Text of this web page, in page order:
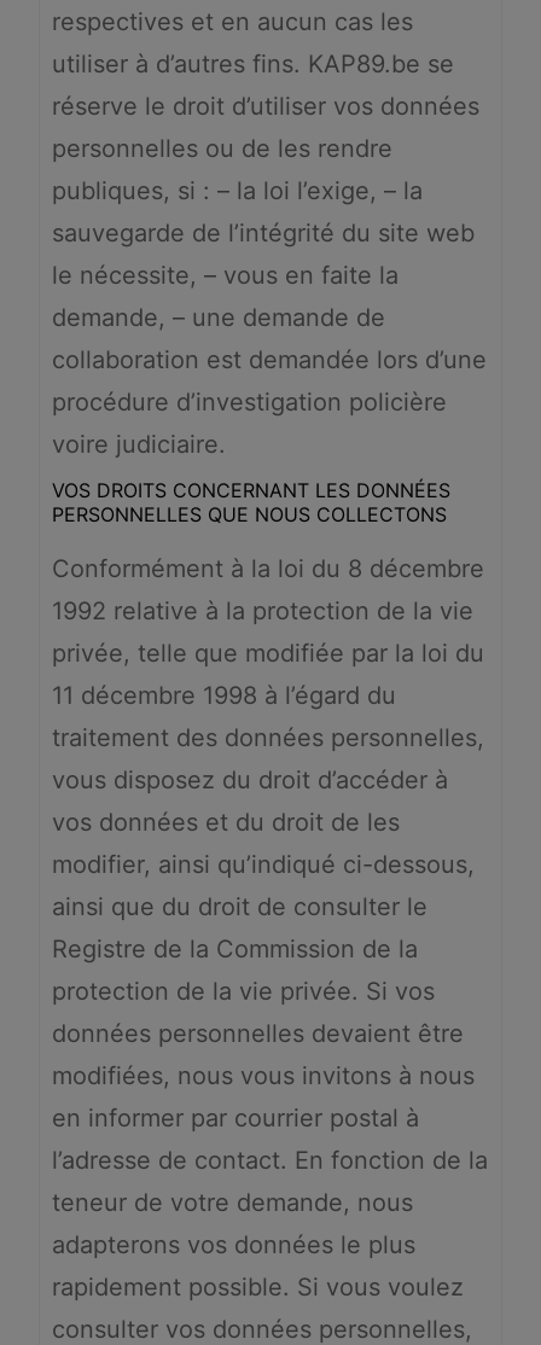
respectives et en aucun cas les
utiliser à d’autres fins. KAP89.be se
réserve le droit d’utiliser vos données
personnelles ou de les rendre
publiques, si : – la loi l’exige, – la
sauvegarde de l’intégrité du site web
le nécessite, – vous en faite la
demande, – une demande de
collaboration est demandée lors d’une
procédure d’investigation policière
voire judiciaire.
VOS DROITS CONCERNANT LES DONNÉES
PERSONNELLES QUE NOUS COLLECTONS
Conformément à la loi du 8 décembre
1992 relative à la protection de la vie
privée, telle que modifiée par la loi du
11 décembre 1998 à l’égard du
traitement des données personnelles,
vous disposez du droit d’accéder à
vos données et du droit de les
modifier, ainsi qu’indiqué ci-dessous,
ainsi que du droit de consulter le
Registre de la Commission de la
protection de la vie privée. Si vos
données personnelles devaient être
modifiées, nous vous invitons à nous
en informer par courrier postal à
l’adresse de contact. En fonction de la
teneur de votre demande, nous
adapterons vos données le plus
rapidement possible. Si vous voulez
consulter vos données personnelles,